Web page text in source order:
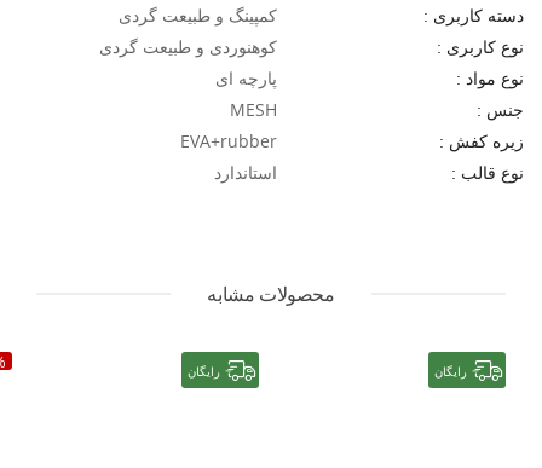
دسته کاربری : کمپینگ و طبیعت گردی
نوع کاربری : کوهنوردی و طبیعت گردی
نوع مواد : پارچه ای
جنس : MESH
زیره کفش : EVA+rubber
نوع قالب : استاندارد
محصولات مشابه
رایگان رایگان